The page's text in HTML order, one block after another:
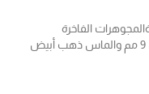
المجوهرات الفاخرة
قلادة كلاسيك بدلاية مرصعة باللؤلؤ مقاس 9 مم والماس ذهب أبيض